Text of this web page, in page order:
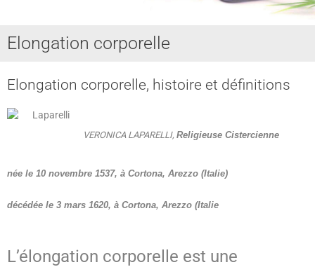
REINCARNATION
GUERISSEURS - MAGNETISME
Elongation corporelle
Elongation corporelle, histoire et définitions
VERONICA LAPARELLI, Religieuse Cistercienne
née le 10 novembre 1537, à Cortona, Arezzo (Italie)
décédée le 3 mars 1620, à Cortona, Arezzo (Italie
L’élongation corporelle est une